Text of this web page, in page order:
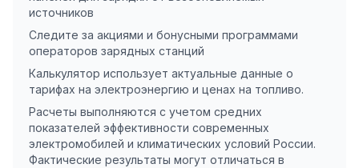
источников
Следите за акциями и бонусными программами
операторов зарядных станций
Калькулятор использует актуальные данные о
тарифах на электроэнергию и ценах на топливо.
Расчеты выполняются с учетом средних
показателей эффективности современных
электромобилей и климатических условий России.
Фактические результаты могут отличаться в